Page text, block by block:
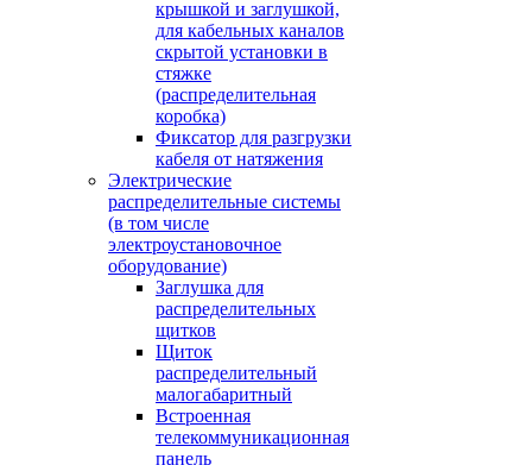
крышкой и заглушкой,
для кабельных каналов
скрытой установки в
стяжке
(распределительная
коробка)
Фиксатор для разгрузки
кабеля от натяжения
Электрические
распределительные системы
(в том числе
электроустановочное
оборудование)
Заглушка для
распределительных
щитков
Щиток
распределительный
малогабаритный
Встроенная
телекоммуникационная
панель